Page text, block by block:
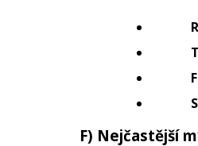
F) Nejčastější